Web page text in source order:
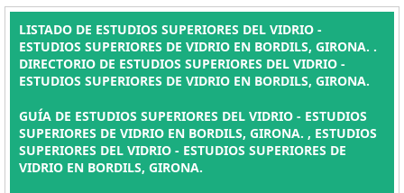
LISTADO DE ESTUDIOS SUPERIORES DEL VIDRIO -
ESTUDIOS SUPERIORES DE VIDRIO EN BORDILS, GIRONA. .
DIRECTORIO DE ESTUDIOS SUPERIORES DEL VIDRIO -
ESTUDIOS SUPERIORES DE VIDRIO EN BORDILS, GIRONA.
GUÍA DE ESTUDIOS SUPERIORES DEL VIDRIO - ESTUDIOS
SUPERIORES DE VIDRIO EN BORDILS, GIRONA. , ESTUDIOS
SUPERIORES DEL VIDRIO - ESTUDIOS SUPERIORES DE
VIDRIO EN BORDILS, GIRONA.